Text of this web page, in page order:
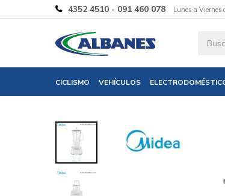
CICLISMO VEHÍCULOS
4352 4510 - 091 460 078 Lunes a